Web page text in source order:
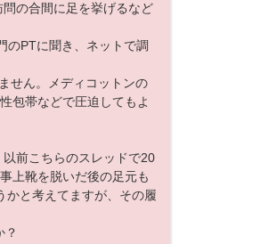
の合間に足を挙げるなど
のPTに聞き、ネットで調
せん。メディコットンの
包帯などで圧迫してもよ
前こちらのスレッドで20
上靴を脱いだ後の足元も
かと考えてますが、その履
？